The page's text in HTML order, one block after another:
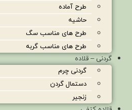
طرح آماده
حاشیه
طرح های مناسب سگ
طرح های مناسب گربه
گردنی – قلاده
گردنی چرم
دستمال گردن
زنجیر